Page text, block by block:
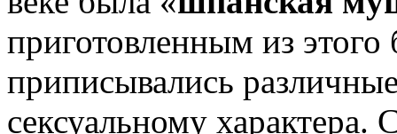
приготовленным из этого
приписывались
сексуальному характера.